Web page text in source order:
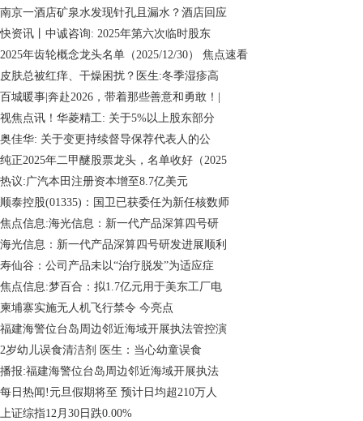
南京一酒店矿泉水发现针孔且漏水？酒店回应
快资讯丨中诚咨询: 2025年第六次临时股东
2025年齿轮概念龙头名单（2025/12/30） 焦点速看
皮肤总被红痒、干燥困扰？医生:冬季湿疹高
百城暖事|奔赴2026，带着那些善意和勇敢！|
视焦点讯！华菱精工: 关于5%以上股东部分
奥佳华: 关于变更持续督导保荐代表人的公
纯正2025年二甲醚股票龙头，名单收好（2025
热议:广汽本田注册资本增至8.7亿美元
顺泰控股(01335)：国卫已获委任为新任核数师
焦点信息:海光信息：新一代产品深算四号研
海光信息：新一代产品深算四号研发进展顺利
寿仙谷：公司产品未以“治疗脱发”为适应症
焦点信息:梦百合：拟1.7亿元用于美东工厂电
柬埔寨实施无人机飞行禁令 今亮点
福建海警位台岛周边邻近海域开展执法管控演
2岁幼儿误食清洁剂 医生：当心幼童误食
播报:福建海警位台岛周边邻近海域开展执法
每日热闻!元旦假期将至 预计日均超210万人
上证综指12月30日跌0.00%